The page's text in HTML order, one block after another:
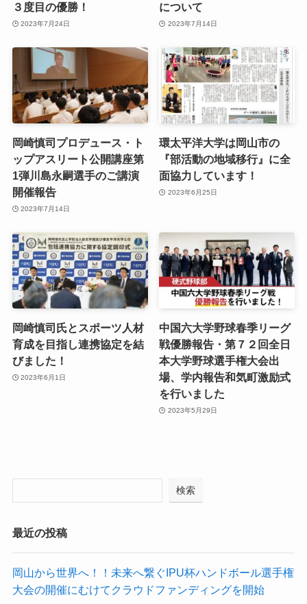
３度目の優勝！
2023年7月24日
について
2023年7月14日
岡崎慎司プロデュース・ト
ップアスリート公開講座第
1弾川島永嗣選手のご講演
開催報告
2023年7月14日
環太平洋大学は岡山市の
『部活動の地域移行』に全
面協力しています！
2023年6月25日
岡崎慎司氏とスポーツ人材
育成を目指し連携協定を結
びました！
2023年6月1日
中国六大学野球春季リーグ
戦優勝報告・第７２回全日
本大学野球選手権大会出
場、学内報告和気町激励式
を行いました
2023年5月29日
検索
最近の投稿
岡山から世界へ！！未来へ繋ぐIPU杯ハンドボール選手権
大会の開催にむけてクラウドファンディングを開始